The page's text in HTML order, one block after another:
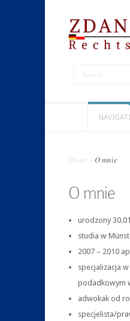
Home O mnie
O mnie
urodzony
studia w
2007 – 2010
specjalizacja
podadkowym
adwokak od
specjelista/